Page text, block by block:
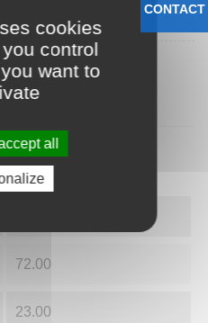
72.00
23.00
CONTACT
cookies
control
want to
all